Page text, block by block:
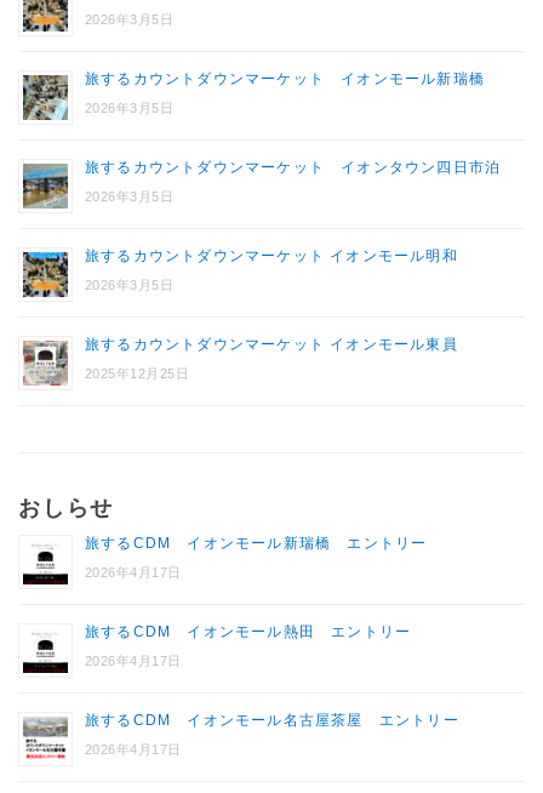
2026年3月5日
旅するカウントダウンマーケット イオンモール新瑞橋
2026年3月5日
旅するカウントダウンマーケット イオンタウン四日市泊
2026年3月5日
旅するカウントダウンマーケット イオンモール明和
2026年3月5日
旅するカウントダウンマーケット イオンモール東員
2025年12月25日
おしらせ
旅するCDM イオンモール新瑞橋 エントリー
2026年4月17日
旅するCDM イオンモール熱田 エントリー
2026年4月17日
旅するCDM イオンモール名古屋茶屋 エントリー
2026年4月17日